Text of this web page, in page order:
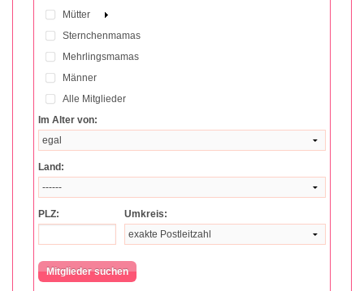
Mütter
Sternchenmamas
Mehrlingsmamas
Männer
Alle Mitglieder
Im Alter von:
Land:
PLZ: Umkreis: